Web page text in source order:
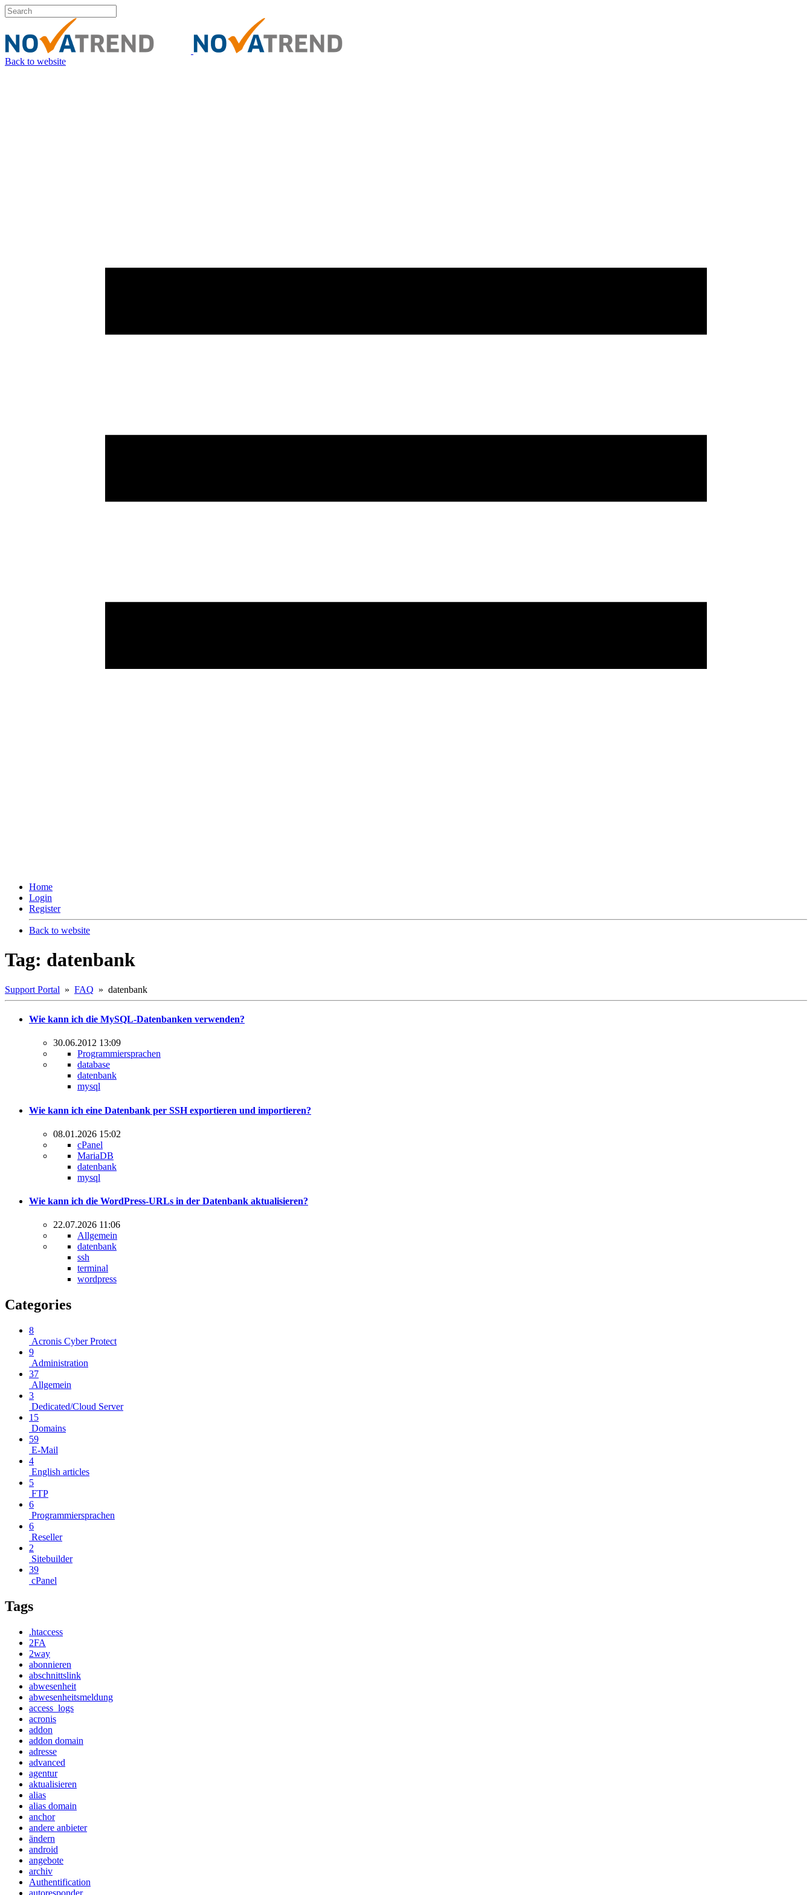
Back to website
Home
Login
Register
Back to website
Tag: datenbank
Support Portal » FAQ » datenbank
Wie kann ich die MySQL-Datenbanken verwenden?
30.06.2012 13:09
Programmiersprachen
database
datenbank
mysql
Wie kann ich eine Datenbank per SSH exportieren und importieren?
08.01.2026 15:02
cPanel
MariaDB
datenbank
mysql
Wie kann ich die WordPress-URLs in der Datenbank aktualisieren?
22.07.2026 11:06
Allgemein
datenbank
ssh
terminal
wordpress
Categories
8
Acronis Cyber Protect
9
Administration
37
Allgemein
3
Dedicated/Cloud Server
15
Domains
59
E-Mail
4
English articles
5
FTP
6
Programmiersprachen
6
Reseller
2
Sitebuilder
39
cPanel
Tags
.htaccess
2FA
2way
abonnieren
abschnittslink
abwesenheit
abwesenheitsmeldung
access_logs
acronis
addon
addon domain
adresse
advanced
agentur
aktualisieren
alias
alias domain
anchor
andere anbieter
ändern
android
angebote
archiv
Authentification
autoresponder